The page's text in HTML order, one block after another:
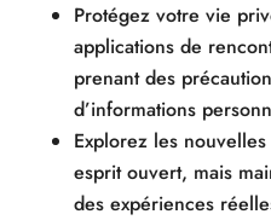
Protégez votre vie
applications de
prenant des
d’informations
Explorez les
esprit ouvert, mais
des expériences